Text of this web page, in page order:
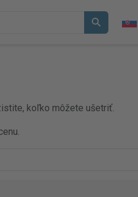
koľko môžete ušetriť.